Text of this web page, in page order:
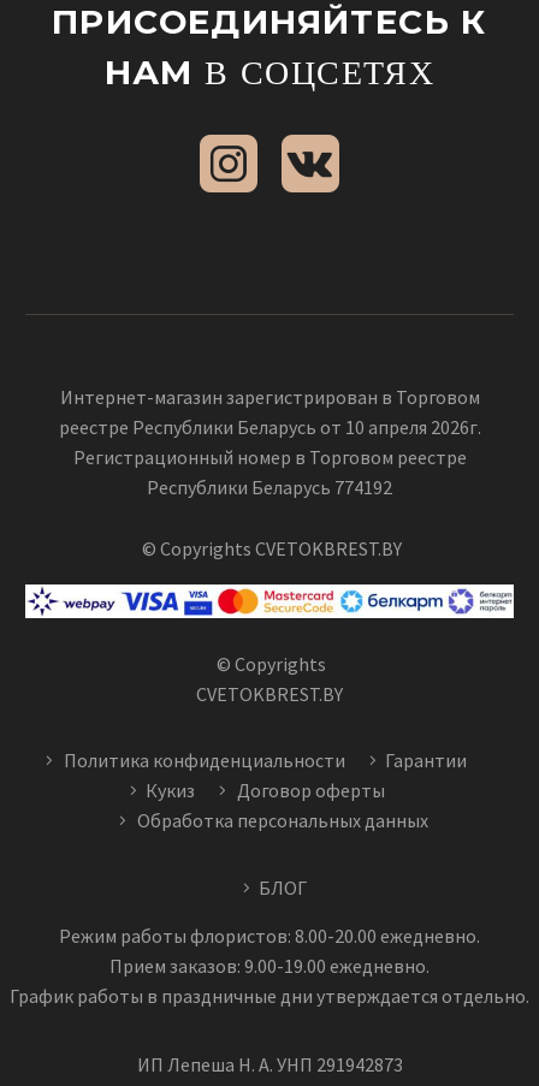
ПРИСОЕДИНЯЙТЕСЬ К
НАМ В СОЦСЕТЯХ
Интернет-магазин зарегистрирован в Торговом
реестре Республики Беларусь от 10 апреля 2026г.
Регистрационный номер в Торговом реестре
Республики Беларусь 774192
© Copyrights CVETOKBREST.BY
© Copyrights
CVETOKBREST.BY
Политика конфиденциальности
Гарантии
Кукиз
Договор оферты
Обработка персональных данных
БЛОГ
Режим работы флористов: 8.00-20.00 ежедневно.
Прием заказов: 9.00-19.00 ежедневно.
График работы в праздничные дни утверждается отдельно.
ИП Лепеша Н. А. УНП 291942873